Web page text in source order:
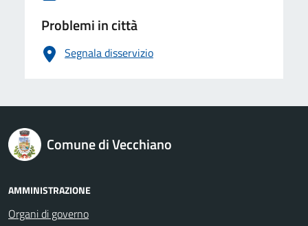
Problemi in città
Segnala disservizio
logo Unione Europea
Comune di Vecchiano
AMMINISTRAZIONE
Organi di governo